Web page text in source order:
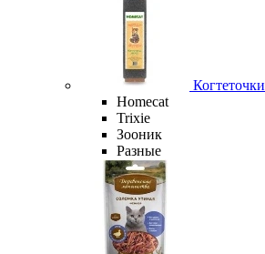
Когтеточки
Homecat
Trixie
Зооник
Разные